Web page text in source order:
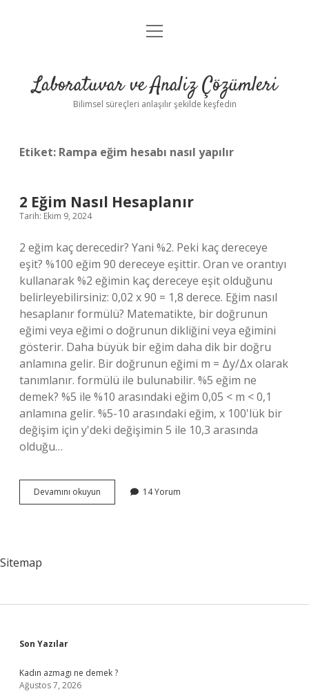
Anasayfa
Yasal Uyarı
menüyü
Laboratuvar ve Analiz Çözümleri
Bilimsel süreçleri anlaşılır şekilde keşfedin
Etiket: Rampa eğim hesabı nasıl yapılır
2 Eğim Nasıl Hesaplanır
Tarih: Ekim 9, 2024
2 eğim kaç derecedir? Yani %2. Peki kaç dereceye
eşit? %100 eğim 90 dereceye eşittir. Oran ve orantıyı
kullanarak %2 eğimin kaç dereceye eşit olduğunu
belirleyebilirsiniz: 0,02 x 90 = 1,8 derece. Eğim nasıl
hesaplanır formülü? Matematikte, bir doğrunun
eğimi veya eğimi o doğrunun dikliğini veya eğimini
gösterir. Daha büyük bir eğim daha dik bir doğru
anlamına gelir. Bir doğrunun eğimi m = Δy/Δx olarak
tanımlanır. formülü ile bulunabilir. %5 eğim ne
demek? %5 ile %10 arasındaki eğim 0,05 < m < 0,1
anlamına gelir. %5-10 arasındaki eğim, x 100'lük bir
değişim için y'deki değişimin 5 ile 10,3 arasında
olduğu…
Devamını okuyun
Eğim
14 Yorum
Sitemap
Sidebar
Son Yazılar
Kadın azmagı ne demek ?
Ağustos 7, 2026